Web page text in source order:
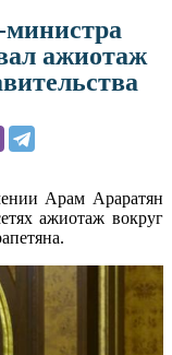
министра
ажиотаж
Арам Араратян
ажиотаж вокруг